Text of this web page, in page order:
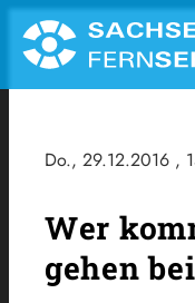
Do., 29.12.2016 ,
Wer
gehen